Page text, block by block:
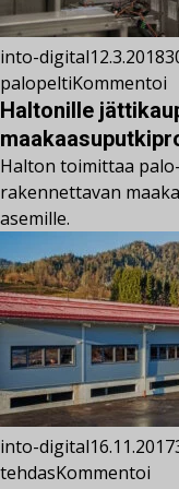
into-digital12.3.2018
palopeltiKommentoi
Haltonille
Halton toimittaa
rakennettavan
asemille.
into-digital16.11.2017
tehdasKommentoi